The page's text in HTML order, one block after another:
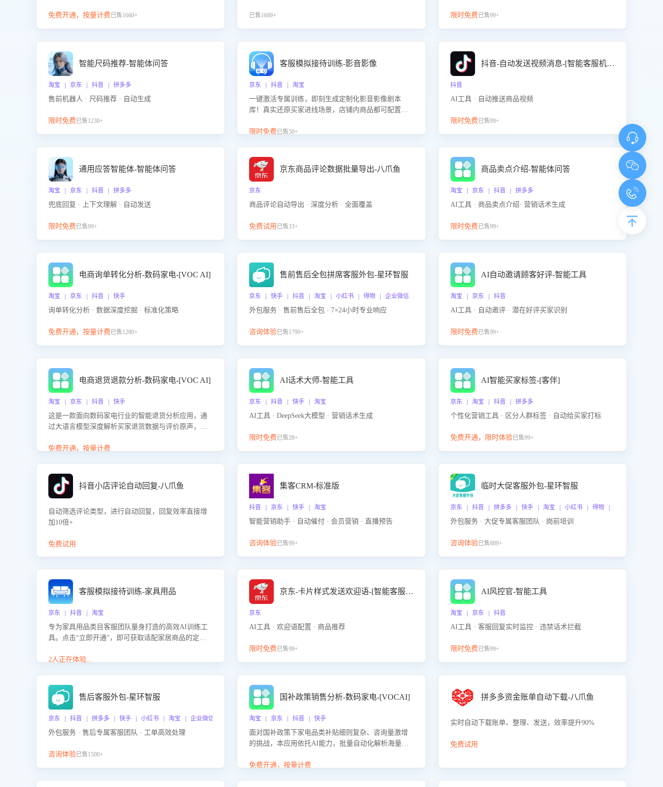
免费开通，按量计费已售1660+ 已售1689+ 限时免费已售99+
智能尺码推荐-智能体问答
淘宝 | 京东 | 抖音 | 拼多多
售前机器人 · 尺码推荐 · 自动生成
限时免费已售1230+
客服模拟接待训练-影音影像
京东 | 抖音 | 淘宝
一键激活专属训练，即刻生成定制化影音影像剧本
库！真实还原买家进线场景，店铺内商品都可配置到
升客服售前转化率。点击 “立即开通”，快速获取影音
限时免费已售50+
抖音-自动发送视频消息-[智能客服机器人]
抖音
AI工具 · 自动推送商品视频
限时免费已售99+
通用应答智能体-智能体问答
淘宝 | 京东 | 抖音 | 拼多多
兜底回复 · 上下文理解 · 自动发送
限时免费已售99+
京东商品评论数据批量导出-八爪鱼
京东
商品评论自动导出 · 深度分析 · 全面覆盖
免费试用 已售33+
商品卖点介绍-智能体问答
淘宝 | 京东 | 抖音 | 拼多多
AI工具 · 商品卖点介绍· 营销话术生成
限时免费已售99+
电商询单转化分析-数码家电-[VOC AI]
淘宝 | 京东 | 抖音 | 快手
询单转化分析 · 数据深度挖掘 · 标准化策略
免费开通，按量计费已售1280+
售前售后全包拼席客服外包-星环智服
京东 | 快手 | 抖音 | 淘宝 | 小红书 | 得物 | 企业微信 | 跨平台
外包服务 · 售前售后全包 · 7×24小时专业响应
咨询体验已售1799+
AI自动邀请顾客好评-智能工具
淘宝 | 京东 | 抖音
AI工具 · 自动邀评 · 潜在好评买家识别
限时免费已售99+
电商退货退款分析-数码家电-[VOC AI]
淘宝 | 京东 | 抖音 | 快手
这是一款面向数码家电行业的智能退货分析应用，通
过大语言模型深度解析买家退货数据与评价原声，精
因，并输出可落地的改进建议，通过挖掘用户痛点驱
免费开通，按量计费
AI话术大师-智能工具
京东 | 抖音 | 快手 | 淘宝
AI工具 · DeepSeek大模型 · 营销话术生成
限时免费已售28+
AI智能买家标签-[客伴]
京东 | 淘宝 | 抖音 | 拼多多
个性化营销工具 · 区分人群标签 · 自动给买家打标
免费开通，限时体验已售99+
抖音小店评论自动回复-八爪鱼
自动筛选评论类型，进行自动回复，回复效率直接增
加10倍+
免费试用
集客CRM-标准版
抖音 | 京东 | 快手 | 淘宝
智能营销助手 · 自动催付 · 会员营销 · 直播预告
咨询体验已售99+
临时大促客服外包-星环智服
京东 | 抖音 | 拼多多 | 快手 | 淘宝 | 小红书 | 得物 | 企业微信
外包服务 · 大促专属客服团队 · 岗前培训
咨询体验已售889+
客服模拟接待训练-家具用品
京东 | 抖音 | 淘宝
专为家具用品类目客服团队量身打造的高效AI训练工
具。点击“立即开通”，即可获取适配家居商品的定制
客服在家具用品功能、尺寸参数咨询等高频场景下的
2人正在体验...
京东-卡片样式发送欢迎语-[智能客服机器人]
京东
AI工具 · 欢迎语配置 · 商品推荐
限时免费已售99+
AI风控官-智能工具
淘宝 | 京东 | 抖音
AI工具 · 客服回复实时监控 · 违禁话术拦截
限时免费已售99+
售后客服外包-星环智服
京东 | 抖音 | 拼多多 | 快手 | 小红书 | 淘宝 | 企业微信
外包服务 · 售后专属客服团队 · 工单高效处理
咨询体验已售1500+
国补政策销售分析-数码家电-[VOCAI]
淘宝 | 京东 | 抖音 | 快手
面对国补政策下家电品类补贴细则复杂、咨询量激增
的挑战，本应用依托AI能力，批量自动化解析海量客
政策的关注焦点与购买意向，深度洞察决策动因。同
免费开通，按量计费
拼多多资金账单自动下载-八爪鱼
实时自动下载账单、整理、发送，效率提升90%
免费试用